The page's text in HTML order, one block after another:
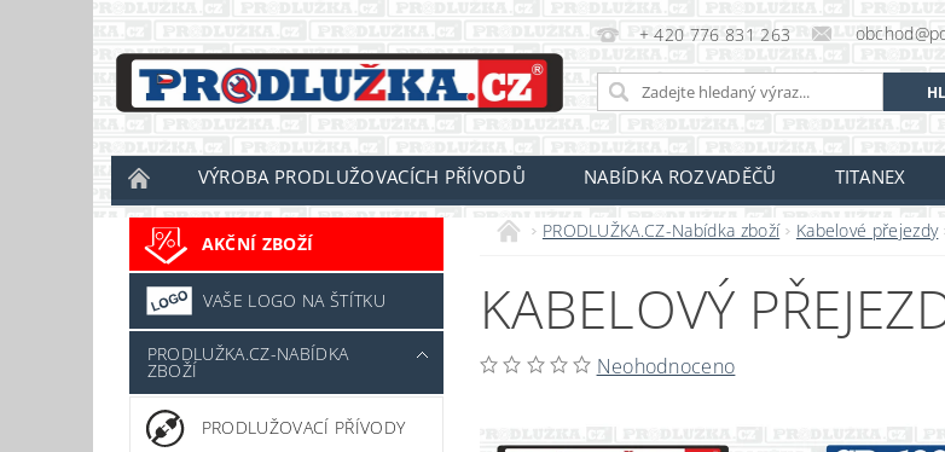
+ 420 776 831 263
VÝROBA PRODLUŽOVACÍCH PŘÍVODŮ NABÍDKA ROZVADĚČŮ TITANEX
AKČNÍ ZBOŽÍ
VAŠE LOGO NA ŠTÍTKU
PRODLUŽKA.CZ-NABÍDKA
ZBOŽÍ
PRODLUŽOVACÍ PŘÍVODY
PRODLUŽKA.CZ-Nabídka zboží Kabelové přejezdy
KABELOVÝ
Neohodnoceno